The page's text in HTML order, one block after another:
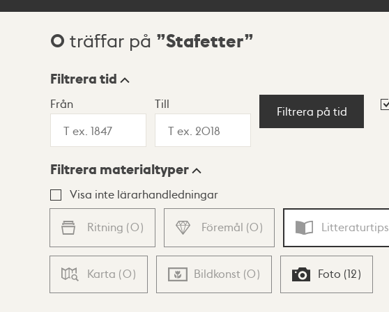
Sökresultat
0 träffar på Stafetter
Visningsläge
Lista Karta
Filtrera tid
Från Till
Filtrera på tid
Filtrera materialtyper
Visa inte lärarhandledningar
Ritning (0) Föremål (0) Litteraturtips
Karta (0) Bildkonst (0) Foto (12)